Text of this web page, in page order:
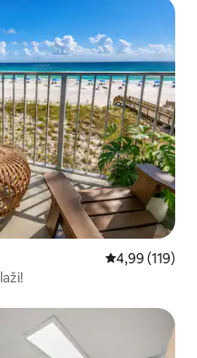
„Odabrali gosti”
Prosječna
4,99 (119)